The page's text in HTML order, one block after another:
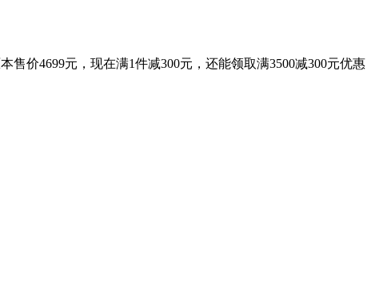
价4699元，现在满1件减300元，还能领取满3500减300元优惠